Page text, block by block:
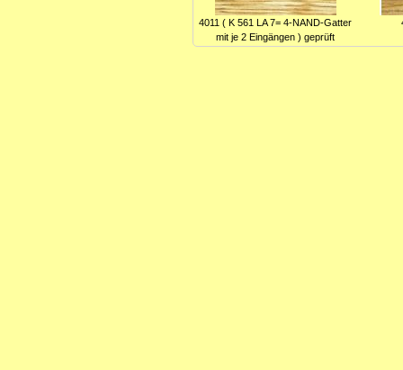
4011 ( K 561 LA 7= 4-NAND-Gatter
mit je 2 Eingängen ) geprüft